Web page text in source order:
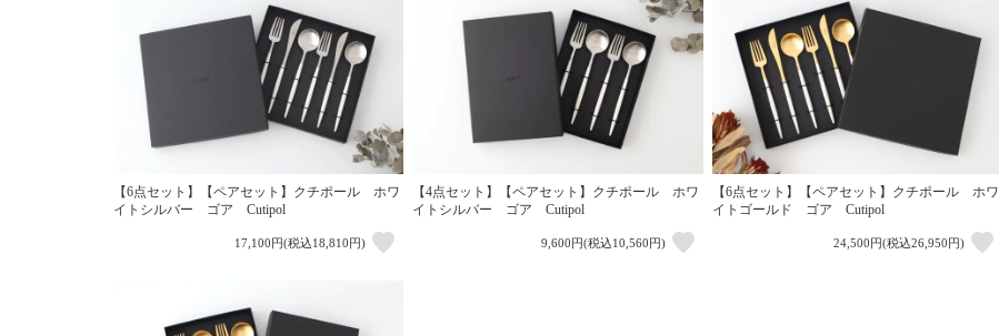
【6点セット】【ペアセット】クチポール ホワ
イトシルバー ゴア Cutipol
17,100円(税込18,810円)
【4点セット】【ペアセット】クチポール ホワ
イトシルバー ゴア Cutipol
9,600円(税込10,560円)
【6点セット】【ペアセット】クチポール ホワ
イトゴールド ゴア Cutipol
24,500円(税込26,950円)